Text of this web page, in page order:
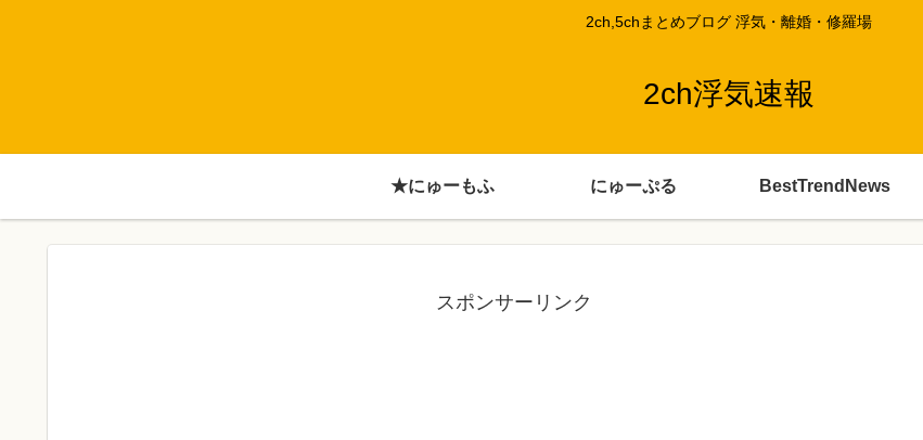
2ch,5chまとめブログ 浮気・離婚・修羅場
2ch浮気速報
★にゅーもふ にゅーぷる BestTrendNews
スポンサーリンク